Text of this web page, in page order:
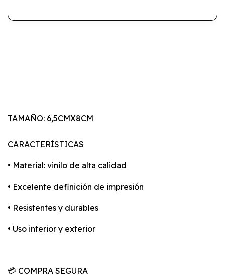
TAMAÑO: 6,5CMX8CM
CARACTERÍSTICAS
• Material: vinilo de alta calidad
• Excelente definición de impresión
• Resistentes y durables
• Uso interior y exterior
💳 COMPRA SEGURA